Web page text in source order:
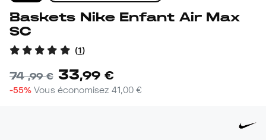
Baskets Nike Enfant Air Max
SC
(1)
74,99 € 33,99 €
-55% Vous économisez 41,00 €